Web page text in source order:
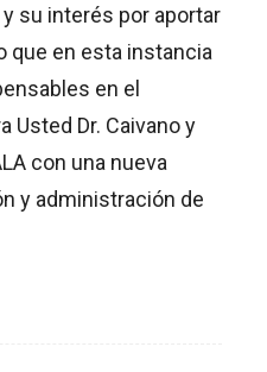
su interés por aportar
que en esta instancia
en el
Usted Dr. Caivano y
con una nueva
y administración de